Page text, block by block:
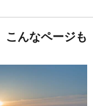
こんなページも